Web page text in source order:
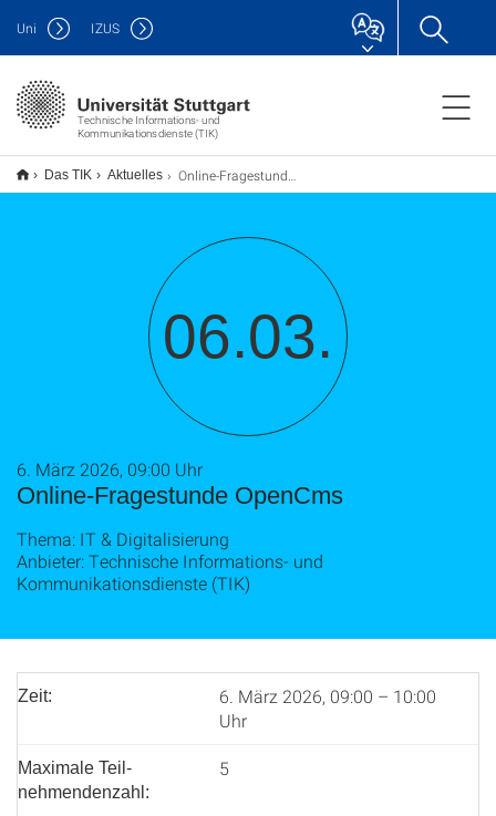
Technische Informations- und
Kommunikationsdienste (TIK)
Uni IZUS
Das TIK Aktuelles Online-Fragestunde OpenCms
06.03.
Online-Fragestunde OpenCms
6. März 2026, 09:00 Uhr
Thema: IT & Digitalisierung
Anbieter: Technische Informations- und
Kommunikationsdienste (TIK)
Zeit:
6. März 2026, 09:00 – 10:00
Uhr
Maximale Teil­
nehmenden­zahl:
5